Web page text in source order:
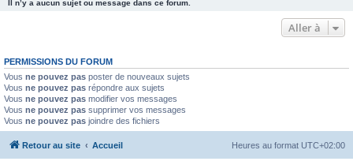
Il n’y a aucun sujet ou message dans ce forum.
Aller à
PERMISSIONS DU FORUM
Vous ne pouvez pas poster de nouveaux sujets
Vous ne pouvez pas répondre aux sujets
Vous ne pouvez pas modifier vos messages
Vous ne pouvez pas supprimer vos messages
Vous ne pouvez pas joindre des fichiers
Retour au site Accueil Heures au format UTC+02:00